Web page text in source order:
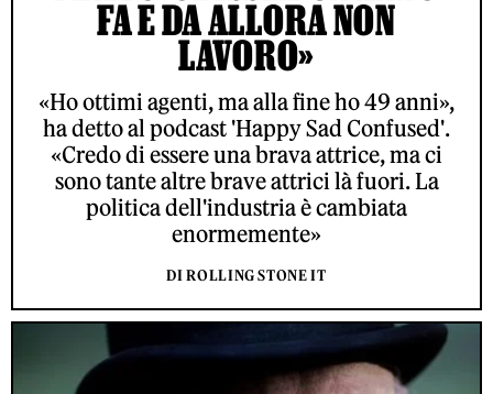
FA E DA ALLORA NON
LAVORO»
«Ho ottimi agenti, ma alla fine ho 49 anni»,
ha detto al podcast 'Happy Sad Confused'.
«Credo di essere una brava attrice, ma ci
sono tante altre brave attrici là fuori. La
politica dell'industria è cambiata
enormemente»
DI ROLLING STONE IT